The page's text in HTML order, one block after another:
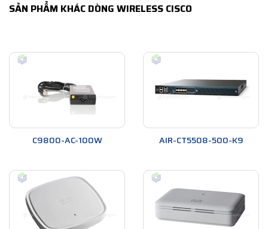
SẢN PHẨM KHÁC DÒNG WIRELESS CISCO
C9800-AC-100W AIR-CT5508-500-K9